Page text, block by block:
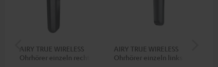
AIRY TRUE WIRELESS
Ohrhörer einzeln rechts
AIRY TRUE WIRELESS
Ohrhörer einzeln links